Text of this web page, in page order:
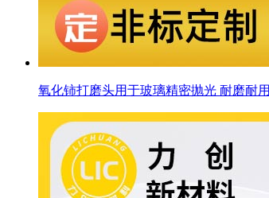
氧化铈打磨头用于玻璃精密抛光 耐磨耐用